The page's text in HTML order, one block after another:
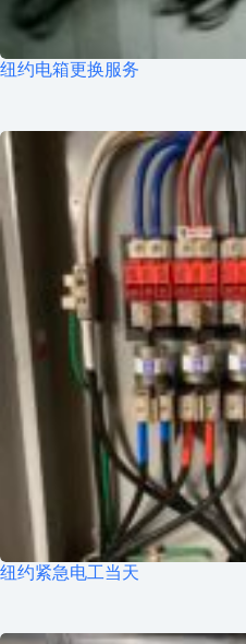
纽约电箱更换服务
纽约紧急电工当天